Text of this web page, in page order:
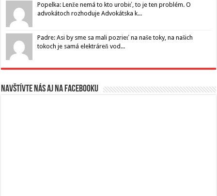
Popelka: Lenže nemá to kto urobiť, to je ten problém. O
advokátoch rozhoduje Advokátska k...
Padre: Asi by sme sa mali pozrieť na naše toky, na našich
tokoch je samá elektráreň vod...
Navštívte nás aj na Facebooku